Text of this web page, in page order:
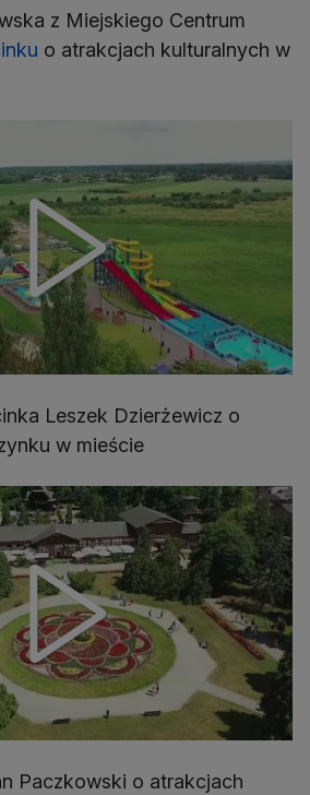
z Miejskiego Centrum
o atrakcjach kulturalnych w
Leszek Dzierżewicz o
w mieście
Paczkowski o atrakcjach